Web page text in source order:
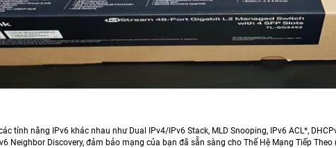
tính năng IPv6 khác nhau như Dual IPv4/IPv6 Stack, MLD Snooping, IPv6 ACL*,
Neighbor Discovery, đảm bảo mạng của bạn đã sẵn sàng cho Thế Hệ Mạng Tiếp